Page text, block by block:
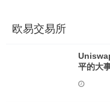
欧易交易所
平的大